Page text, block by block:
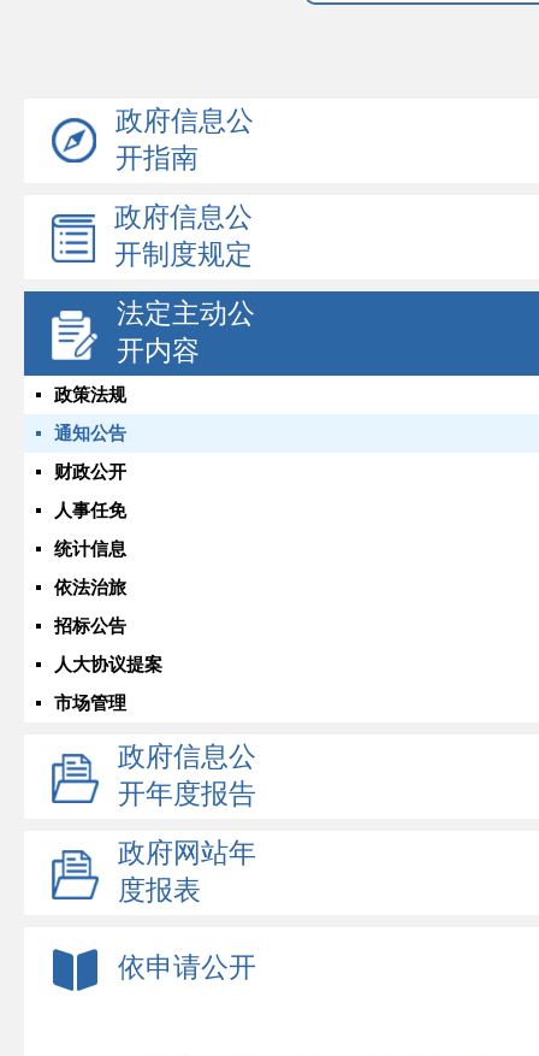
政府信息公
开指南
政府信息公
开制度规定
法定主动公
开内容
政策法规
通知公告
财政公开
人事任免
统计信息
依法治旅
招标公告
人大协议提案
市场管理
政府信息公
开年度报告
政府网站年
度报表
依申请公开